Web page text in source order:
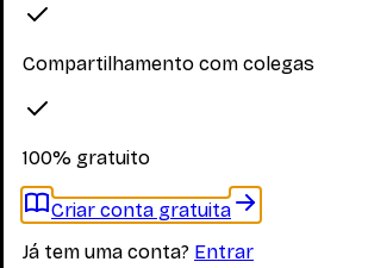
disciplina
Entrar
Materiais relacionados
Compartilhamento com colegas
100% gratuito
Criar conta gratuita
Já tem uma conta? Entrar